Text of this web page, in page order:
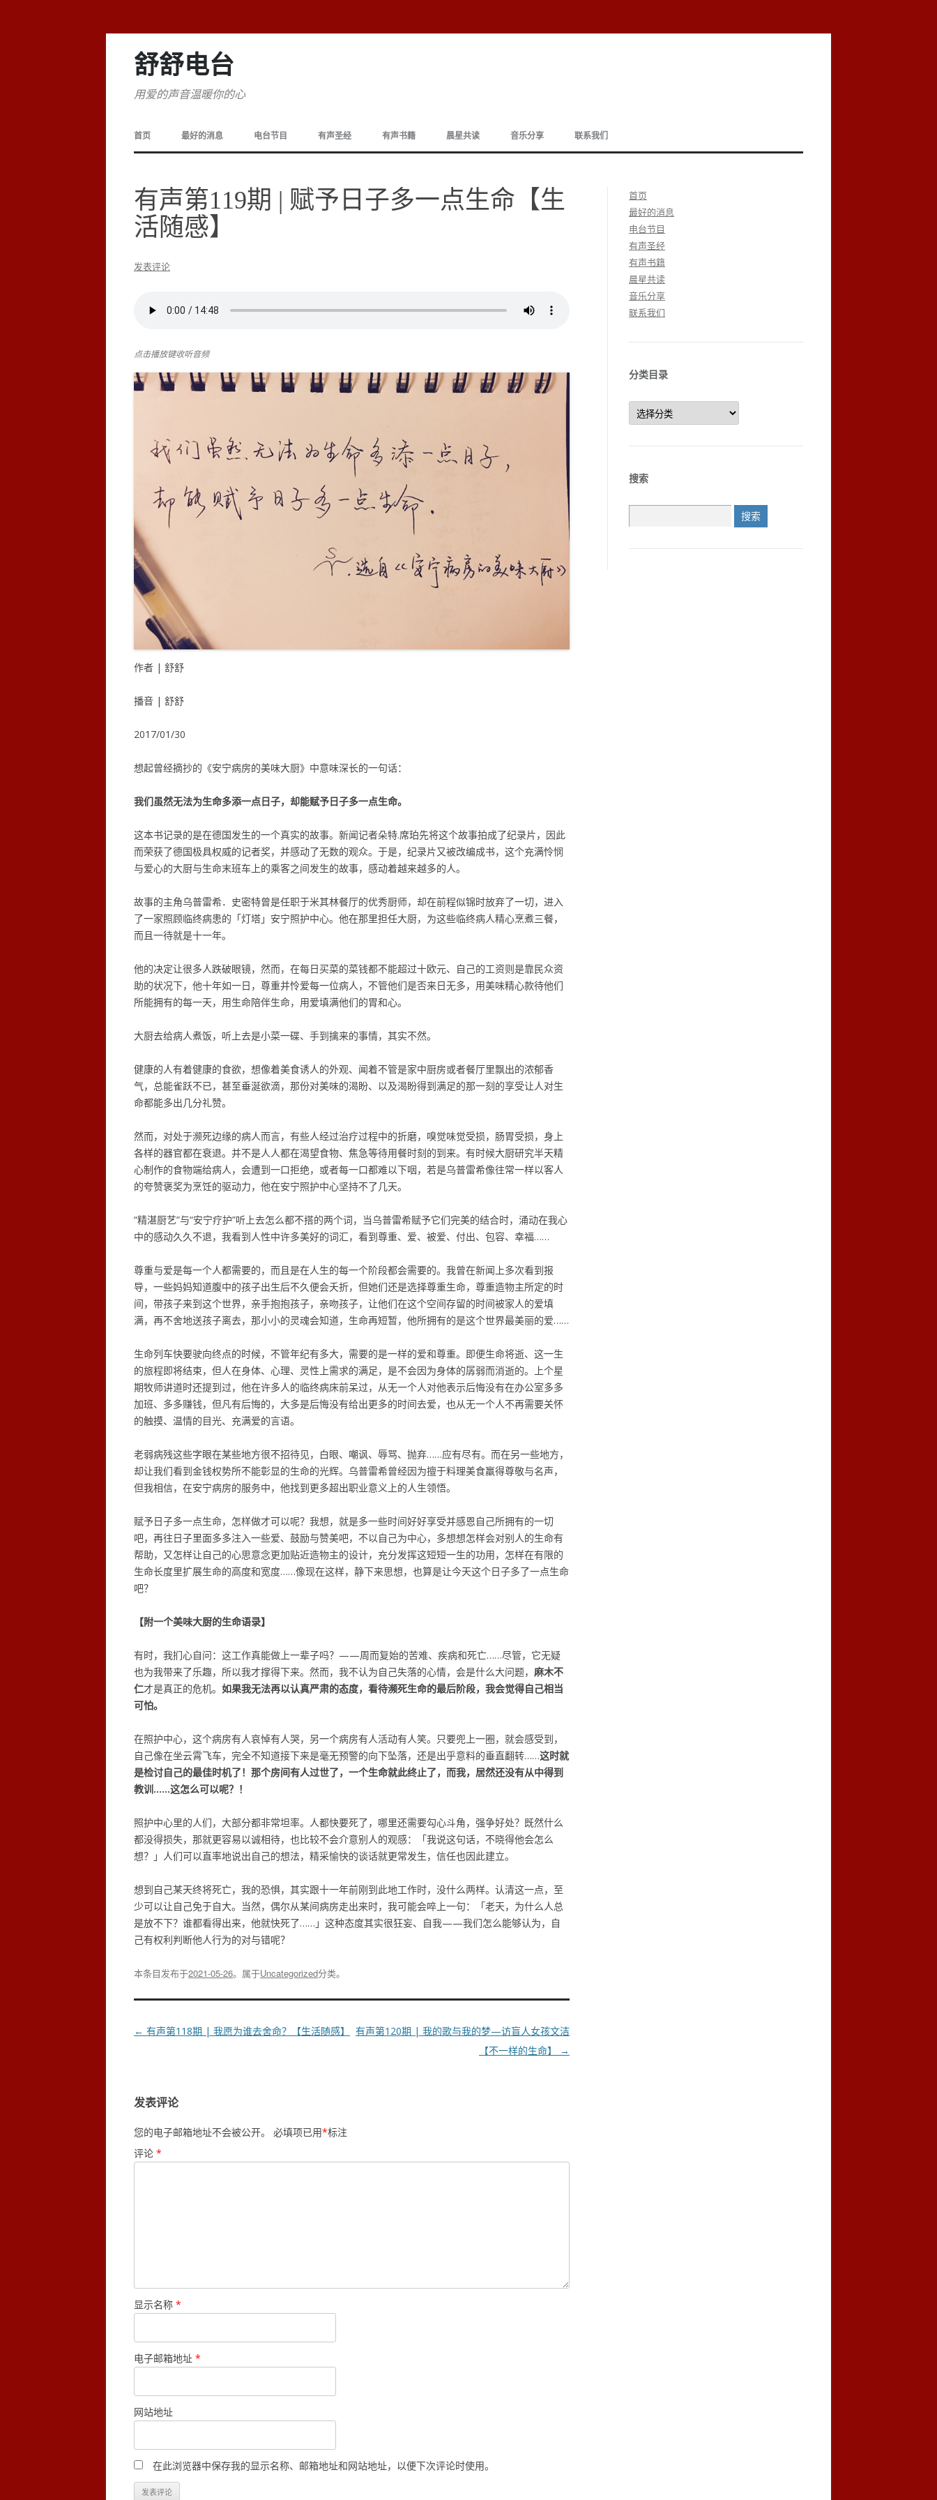
舒舒电台
用爱的声音温暖你的心
至
文
首页 最好的消息 电台节目 有声圣经 有声书籍 晨星共读 音乐分享 联系我们
有声第119期 | 赋予日子多一点生命【生
活随感】
发表评论
点击播放键收听音频
作者 | 舒舒
播音 | 舒舒
2017/01/30
想起曾经摘抄的《安宁病房的美味大厨》中意味深长的一句话：
我们虽然无法为生命多添一点日子，却能赋予日子多一点生命。
这本书记录的是在德国发生的一个真实的故事。新闻记者朵特.席珀先将这个故事拍成了纪录片，因此
而荣获了德国极具权威的记者奖，并感动了无数的观众。于是，纪录片又被改编成书，这个充满怜悯
与爱心的大厨与生命末班车上的乘客之间发生的故事，感动着越来越多的人。
故事的主角乌普雷希．史密特曾是任职于米其林餐厅的优秀厨师，却在前程似锦时放弃了一切，进入
了一家照顾临终病患的「灯塔」安宁照护中心。他在那里担任大厨，为这些临终病人精心烹煮三餐，
而且一待就是十一年。
他的决定让很多人跌破眼镜，然而，在每日买菜的菜钱都不能超过十欧元、自己的工资则是靠民众资
助的状况下，他十年如一日，尊重并怜爱每一位病人，不管他们是否来日无多，用美味精心款待他们
所能拥有的每一天，用生命陪伴生命，用爱填满他们的胃和心。
大厨去给病人煮饭，听上去是小菜一碟、手到擒来的事情，其实不然。
健康的人有着健康的食欲，想像着美食诱人的外观、闻着不管是家中厨房或者餐厅里飘出的浓郁香
气，总能雀跃不已，甚至垂涎欲滴，那份对美味的渴盼、以及渴盼得到满足的那一刻的享受让人对生
命都能多出几分礼赞。
然而，对处于濒死边缘的病人而言，有些人经过治疗过程中的折磨，嗅觉味觉受损，肠胃受损，身上
各样的器官都在衰退。并不是人人都在渴望食物、焦急等待用餐时刻的到来。有时候大厨研究半天精
心制作的食物端给病人，会遭到一口拒绝，或者每一口都难以下咽，若是乌普雷希像往常一样以客人
的夸赞褒奖为烹饪的驱动力，他在安宁照护中心坚持不了几天。
“精湛厨艺”与“安宁疗护”听上去怎么都不搭的两个词，当乌普雷希赋予它们完美的结合时，涌动在我心
中的感动久久不退，我看到人性中许多美好的词汇，看到尊重、爱、被爱、付出、包容、幸福……
尊重与爱是每一个人都需要的，而且是在人生的每一个阶段都会需要的。我曾在新闻上多次看到报
导，一些妈妈知道腹中的孩子出生后不久便会夭折，但她们还是选择尊重生命，尊重造物主所定的时
间，带孩子来到这个世界，亲手抱抱孩子，亲吻孩子，让他们在这个空间存留的时间被家人的爱填
满，再不舍地送孩子离去，那小小的灵魂会知道，生命再短暂，他所拥有的是这个世界最美丽的爱……
生命列车快要驶向终点的时候，不管年纪有多大，需要的是一样的爱和尊重。即便生命将逝、这一生
的旅程即将结束，但人在身体、心理、灵性上需求的满足，是不会因为身体的孱弱而消逝的。上个星
期牧师讲道时还提到过，他在许多人的临终病床前呆过，从无一个人对他表示后悔没有在办公室多多
加班、多多赚钱，但凡有后悔的，大多是后悔没有给出更多的时间去爱，也从无一个人不再需要关怀
的触摸、温情的目光、充满爱的言语。
老弱病残这些字眼在某些地方很不招待见，白眼、嘲讽、辱骂、抛弃……应有尽有。而在另一些地方，
却让我们看到金钱权势所不能彰显的生命的光辉。乌普雷希曾经因为擅于料理美食羸得尊敬与名声，
但我相信，在安宁病房的服务中，他找到更多超出职业意义上的人生领悟。
赋予日子多一点生命，怎样做才可以呢？我想，就是多一些时间好好享受并感恩自己所拥有的一切
吧，再往日子里面多多注入一些爱、鼓励与赞美吧，不以自己为中心，多想想怎样会对别人的生命有
帮助，又怎样让自己的心思意念更加贴近造物主的设计，充分发挥这短短一生的功用，怎样在有限的
生命长度里扩展生命的高度和宽度……像现在这样，静下来思想，也算是让今天这个日子多了一点生命
吧？
【附一个美味大厨的生命语录】
有时，我扪心自问：这工作真能做上一辈子吗？——周而复始的苦难、疾病和死亡……尽管，它无疑
也为我带来了乐趣，所以我才撑得下来。然而，我不认为自己失落的心情，会是什么大问题， 麻木不
仁才是真正的危机。 如果我无法再以认真严肃的态度，看待濒死生命的最后阶段，我会觉得自己相当
可怕。
在照护中心，这个病房有人哀悼有人哭，另一个病房有人活动有人笑。只要兜上一圈，就会感受到，
自己像在坐云霄飞车，完全不知道接下来是毫无预警的向下坠落，还是出乎意料的垂直翻转……这时就
是检讨自己的最佳时机了！那个房间有人过世了，一个生命就此终止了，而我，居然还没有从中得到
教训……这怎么可以呢？！
照护中心里的人们，大部分都非常坦率。人都快要死了，哪里还需要勾心斗角，强争好处？既然什么
都没得损失，那就更容易以诚相待，也比较不会介意别人的观感：「我说这句话，不晓得他会怎么
想？」人们可以直率地说出自己的想法，精采愉快的谈话就更常发生，信任也因此建立。
想到自己某天终将死亡，我的恐惧，其实跟十一年前刚到此地工作时，没什么两样。认清这一点，至
少可以让自己免于自大。当然，偶尔从某间病房走出来时，我可能会啐上一句：「老天，为什么人总
是放不下？谁都看得出来，他就快死了……」这种态度其实很狂妄、自我——我们怎么能够认为，自
己有权利判断他人行为的对与错呢？
本条目发布于2021-05-26。属于Uncategorized分类。
文
← 有声第118期 | 我愿为谁去舍命？【生活随感】
有声第120期 | 我的歌与我的梦—访盲人女孩文洁
【不一样的生命】
→
发表评论
您的电子邮箱地址不会被公开。 必填项已用*标注
评论 *
显示名称 *
电子邮箱地址 *
网站地址
在此浏览器中保存我的显示名称、邮箱地址和网站地址，以便下次评论时使用。
首页
最好的消息
电台节目
有声圣经
有声书籍
晨星共读
音乐分享
联系我们
分类目录
分
类
目
搜索
索：